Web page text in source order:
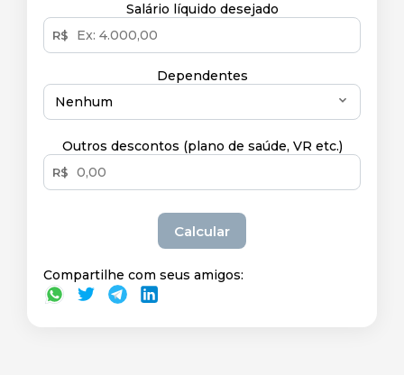
Salário líquido desejado
R$
Dependentes
Nenhum
Outros descontos (plano de saúde, VR etc.)
R$
Calcular
Compartilhe com seus amigos: